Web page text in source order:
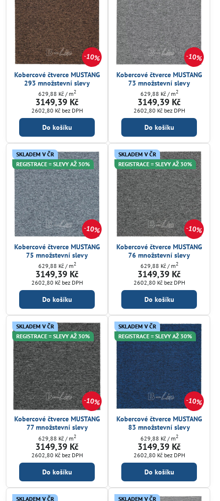
10%
Kobercové čtverce MUSTANG
293 množstevní slevy
3149,39 Kč
2602,80 Kč bez DPH
629,88 Kč / m2
Do košíku
10%
Kobercové čtverce MUSTANG
73 množstevní slevy
3149,39 Kč
2602,80 Kč bez DPH
629,88 Kč / m2
Do košíku
10%
SKLADEM V ČR
REGISTRACE = SLEVY AŽ 30%
Kobercové čtverce MUSTANG
75 množstevní slevy
3149,39 Kč
2602,80 Kč bez DPH
629,88 Kč / m2
Do košíku
10%
SKLADEM V ČR
REGISTRACE = SLEVY AŽ 30%
Kobercové čtverce MUSTANG
76 množstevní slevy
3149,39 Kč
2602,80 Kč bez DPH
629,88 Kč / m2
Do košíku
10%
SKLADEM V ČR
REGISTRACE = SLEVY AŽ 30%
Kobercové čtverce MUSTANG
77 množstevní slevy
3149,39 Kč
2602,80 Kč bez DPH
629,88 Kč / m2
Do košíku
10%
SKLADEM V ČR
REGISTRACE = SLEVY AŽ 30%
Kobercové čtverce MUSTANG
83 množstevní slevy
3149,39 Kč
2602,80 Kč bez DPH
629,88 Kč / m2
Do košíku
SKLADEM V ČR
SKLADEM V ČR